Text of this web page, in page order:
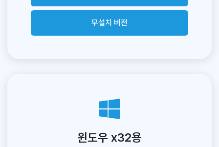
무설치 버전
윈도우 x32용